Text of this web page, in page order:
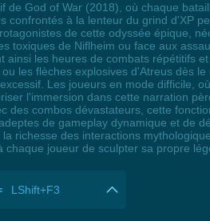
de God of War (2018), où chaque
confrontés à la lenteur du grind d'XP
de cette odyssée épique,
toxiques de Niflheim ou face aux
ainsi les heures de combats répétitifs
les flèches explosives d'Atreus dès
Les joueurs en mode difficile,
l'immersion dans cette narration
des combos dévastateurs, cette
de gameplay dynamique et de
richesse des interactions
chaque joueur de sculpter sa propre
LShift+F3